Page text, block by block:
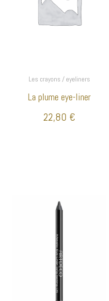
Les crayons / eyeliners
La plume eye-liner
22,80 €